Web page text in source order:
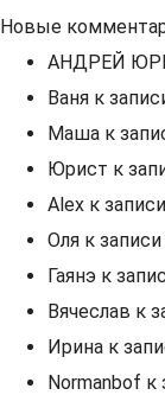
Новые
АНДРЕЙ
Ваня к
Маша к
Юрист к
Alex к записи
Оля к записи
Гаянэ к
Вячеслав к
Ирина к
Normanbof к